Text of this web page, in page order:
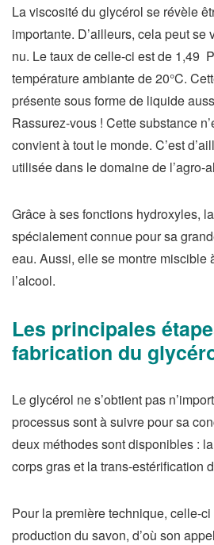
La viscosité du glycérol se révèle
importante. D’ailleurs, cela peut
nu. Le taux de celle-ci est de 1,49
température ambiante de 20°C.
présente sous forme de liquide
Rassurez-vous ! Cette substance
convient à tout le monde. C’est
utilisée dans le domaine de l’agro-
Grâce à ses fonctions hydroxyles,
spécialement connue pour sa
eau. Aussi, elle se montre miscible
l’alcool.
Les principales
fabrication du
Le glycérol ne s’obtient pas
processus sont à suivre pour sa
deux méthodes sont disponibles :
corps gras et la trans-estérification
Pour la première technique, celle-
production du savon, d’où son